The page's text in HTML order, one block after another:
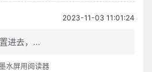
2023-11-03 11:01:24
进去，...
水屏用阅读器